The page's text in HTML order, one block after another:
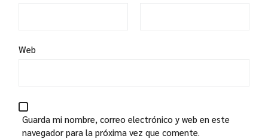
Web
Guarda mi nombre, correo electrónico y web en este
navegador para la próxima vez que comente.